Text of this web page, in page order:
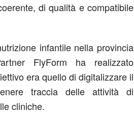
di qualità e compatibile
infantile nella provincia
FlyForm ha realizzato
era quello di digitalizzare il
traccia delle attività di
cliniche.